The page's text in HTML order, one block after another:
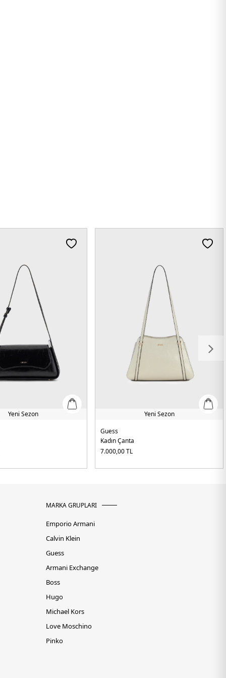
Yeni Sezon
Yeni Sezon
Guess
Kadın Çanta
7.000,00TL
MARKA GRUPLARI
Emporio Armani
Calvin Klein
Guess
Armani Exchange
Boss
Hugo
Michael Kors
Love Moschino
Pinko